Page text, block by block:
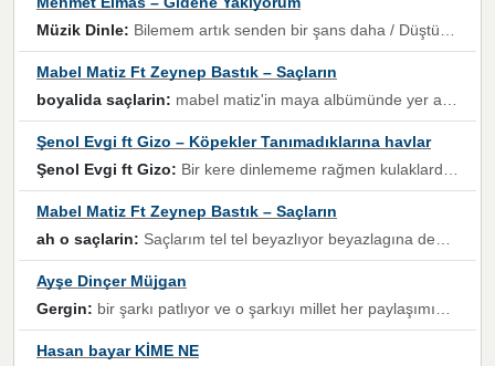
Müzik Dinle: Bilemem artık senden bir şans daha / Düştüğün zaman ben olmayacağım yanında” dizeleri, artık geçmişin tekrarına izin verilmeyeceğini, kişisel sınırların çizildiğini gösteriyor.
Mabel Matiz Ft Zeynep Bastık – Saçların
boyalida saçlarin: mabel matiz'in maya albümünde yer alan güzellerden. parça da şarkı hani! müzikal altyapısına vurulduğum, sözlerinde kaybolduğum bir parça olmuş.
Şenol Evgi ft Gizo – Köpekler Tanımadıklarına havlar
Şenol Evgi ft Gizo: Bir kere dinlememe rağmen kulaklardan gitmiyor sen sen sen sen kurban ol sen sen sen sen hayran ol yükses ses müzik dinleme sebebisiniz canlar bomba gibi patladınız maşallah
Mabel Matiz Ft Zeynep Bastık – Saçların
ah o saçlarin: Saçlarım tel tel beyazlıyor beyazlagına degil yanımda sen yoksun ona üzülüyorum günler bir bir geçiyor geçen günlere değil sensiz geçen günlere darılıyorum,Dinledikce asla kavusamayacagim ama asla unutamicagim sevdiğim adam için yanar içim
Ayşe Dinçer Müjgan
Gergin: bir şarkı patlıyor ve o şarkıyı millet her paylaşımın altına koyuyor ve öyle bir durum hal alıyor ki şarkıyı dinlemeden şarkıdan bikıyorsun Ama bu enteresan bir şekilde dillere dolanıyor millet olarak seviyoruz dertlerle boğuşurken bir yandan da göbek atmayi))) diyeceklerim bu kadar güzel hoş bir sayfa emeğinize sağlık arkadaşlar kolay gelsin
Hasan bayar KİME NE